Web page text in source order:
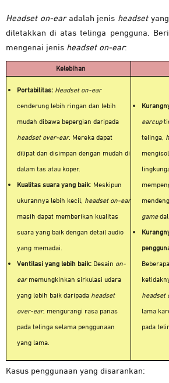
Headset on-earadalah jenis headset
diletakkan di atas telinga pengguna.
mengenai jenis headset on-ear:
Kelebihan
Portabilitas: Headset on-ear
cenderung lebih ringan dan lebih
mudah dibawa bepergian daripada
headset over-ear. Mereka dapat
dilipat dan disimpan dengan mudah di
dalam tas atau koper.
Kualitas suara yang baik: Meskipun
ukurannya lebih kecil, headset on-ear
masih dapat memberikan kualitas
suara yang baik dengan detail audio
yang memadai.
Ventilasi yang lebih baik: Desain on-
earmemungkinkan sirkulasi udara
yang lebih baik daripada headset
over-ear, mengurangi rasa panas
pada telinga selama penggunaan
yang lama.
earcup
telinga,
game
headset
lama
pada
Kasus penggunaan yang disarankan: